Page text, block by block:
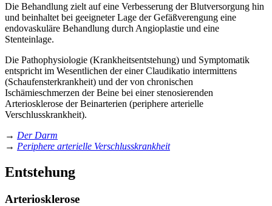
Die Behandlung zielt auf eine Verbesserung der Blutversorgung hin
und beinhaltet bei geeigneter Lage der Gefäßverengung eine
endovaskuläre Behandlung durch Angioplastie und eine
Stenteinlage.
Die Pathophysiologie (Krankheitsentstehung) und Symptomatik
entspricht im Wesentlichen der einer Claudikatio intermittens
(Schaufensterkrankheit) und der von chronischen
Ischämieschmerzen der Beine bei einer stenosierenden
Arteriosklerose der Beinarterien (periphere arterielle
Verschlusskrankheit).
→ Der Darm
→ Periphere arterielle Verschlusskrankheit
Entstehung
Arteriosklerose